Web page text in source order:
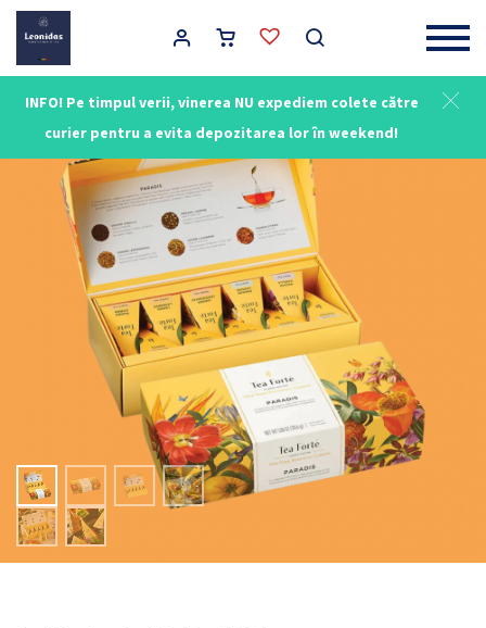
INFO! Pe timpul verii, vinerea NU expediem colete către
curier pentru a evita depozitarea lor în weekend!
Main Navigation